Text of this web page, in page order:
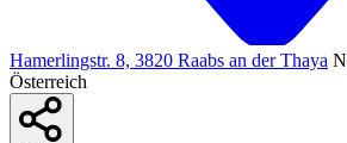
Hamerlingstr. 8, 3820 Raabs an der Thaya
Österreich